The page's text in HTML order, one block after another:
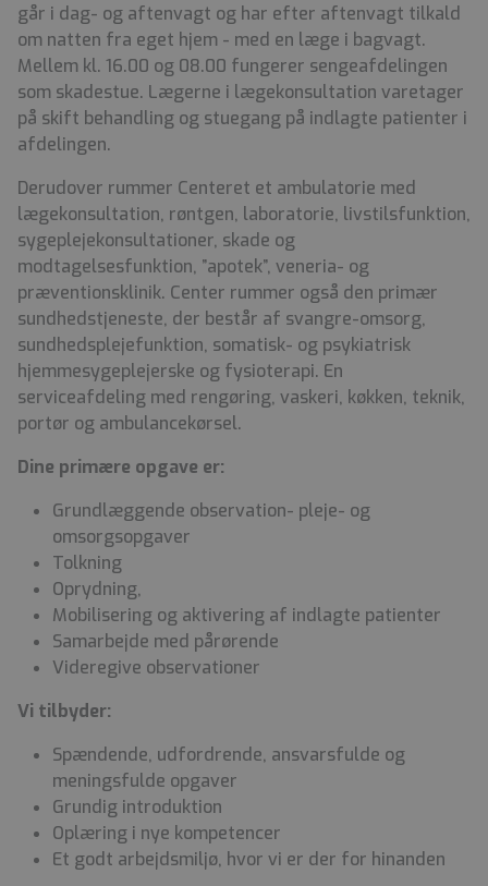
går i dag- og aftenvagt og har efter aftenvagt tilkald
om natten fra eget hjem - med en læge i bagvagt.
Mellem kl. 16.00 og 08.00 fungerer sengeafdelingen
som skadestue. Lægerne i lægekonsultation varetager
på skift behandling og stuegang på indlagte patienter i
afdelingen.
Derudover rummer Centeret et ambulatorie med
lægekonsultation, røntgen, laboratorie, livstilsfunktion,
sygeplejekonsultationer, skade og
modtagelsesfunktion, ”apotek”, veneria- og
præventionsklinik. Center rummer også den primær
sundhedstjeneste, der består af svangre-omsorg,
sundhedsplejefunktion, somatisk- og psykiatrisk
hjemmesygeplejerske og fysioterapi. En
serviceafdeling med rengøring, vaskeri, køkken, teknik,
portør og ambulancekørsel.
Dine primære opgave er:
Grundlæggende observation- pleje- og
omsorgsopgaver
Tolkning
Oprydning,
Mobilisering og aktivering af indlagte patienter
Samarbejde med pårørende
Videregive observationer
Vi tilbyder:
Spændende, udfordrende, ansvarsfulde og
meningsfulde opgaver
Grundig introduktion
Oplæring i nye kompetencer
Et godt arbejdsmiljø, hvor vi er der for hinanden